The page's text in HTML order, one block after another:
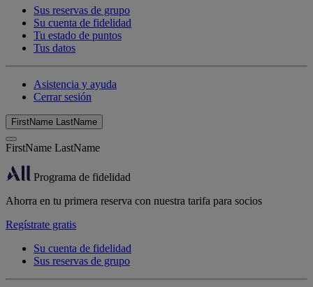
Sus reservas de grupo
Su cuenta de fidelidad
Tu estado de puntos
Tus datos
Asistencia y ayuda
Cerrar sesión
FirstName LastName
FirstName LastName
Programa de fidelidad
Ahorra en tu primera reserva con nuestra tarifa para socios
Regístrate gratis
Su cuenta de fidelidad
Sus reservas de grupo